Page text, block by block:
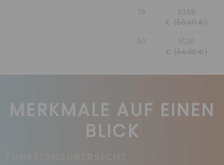
25
53,58
€ (56,40 €)
50
51,30
€ (54,00 €)
MERKMALE AUF EINEN
BLICK